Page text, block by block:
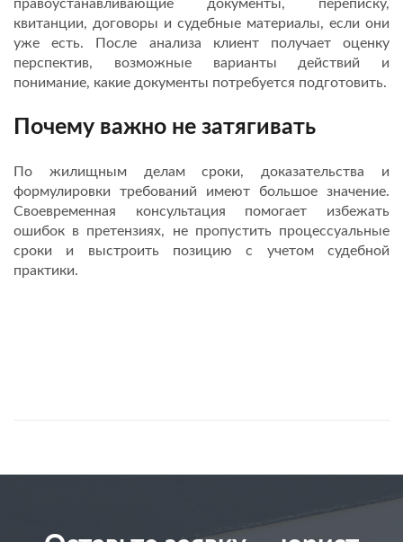
правоустанавливающие документы, переписку,
квитанции, договоры и судебные материалы, если они
уже есть. После анализа клиент получает оценку
перспектив, возможные варианты действий и
понимание, какие документы потребуется подготовить.
Почему важно не затягивать
По жилищным делам сроки, доказательства и
формулировки требований имеют большое значение.
Своевременная консультация помогает избежать
ошибок в претензиях, не пропустить процессуальные
сроки и выстроить позицию с учетом судебной
практики.